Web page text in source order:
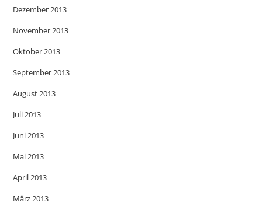
Dezember 2013
November 2013
Oktober 2013
September 2013
August 2013
Juli 2013
Juni 2013
Mai 2013
April 2013
März 2013